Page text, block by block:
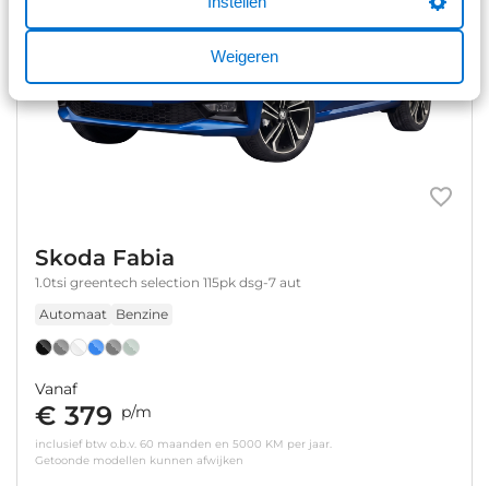
Weigeren
Skoda Fabia
1.0tsi greentech selection 115pk dsg-7 aut
Automaat Benzine
Vanaf
€ 379 p/m
inclusief btw o.b.v. 60 maanden en 5000 KM per jaar.
Getoonde modellen kunnen afwijken